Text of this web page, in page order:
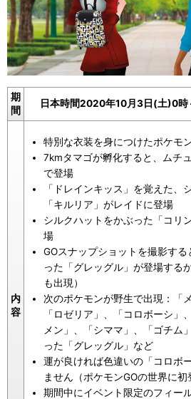
「Paris Fashion Week」記念
【2020年10月1日更新】
新しい着せ替えアイテムの画像
期
間
日本時間2020年10月3日(土)0
内
容
特別な衣装を身につけたポケモ
7kmタマゴが孵化すると、ムチ
で登場
「ドレインキッス」を覚えた、
「キルリア」がレイドに登場
シルクハットをかぶった「コリ
場
GOスナップショットを撮影す
った「グレッグル」が登場する
も出現）
次のポケモンが野生で出現：「
「ロゼリア」、「コロボーシ」
メン」、「シママ」、「ゴチム
った「グレッグル」など
運が良ければ色違いの「コロボ
ません（ポケモンGOの世界に初
期間中にイベント限定のフィー